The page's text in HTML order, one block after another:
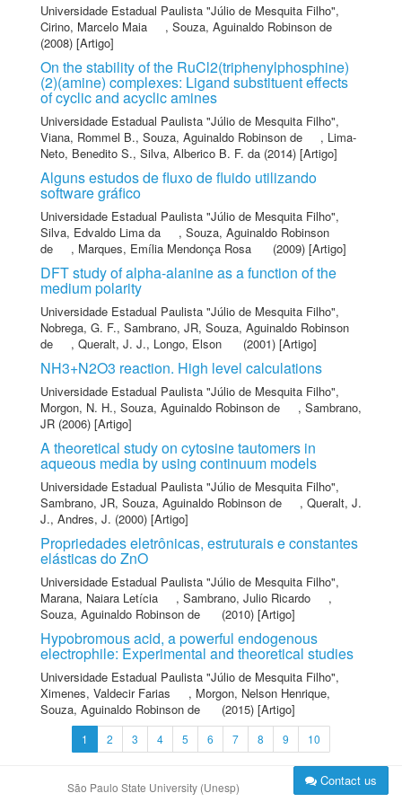
Universidade Estadual Paulista "Júlio de Mesquita Filho",
Cirino, Marcelo Maia
, Souza, Aguinaldo Robinson de
(2008) [Artigo]
On the stability of the RuCl2(triphenylphosphine)
(2)(amine) complexes: Ligand substituent effects
of cyclic and acyclic amines
Universidade Estadual Paulista "Júlio de Mesquita Filho",
Viana, Rommel B., Souza, Aguinaldo Robinson de , Lima-
Neto, Benedito S., Silva, Alberico B. F. da (2014) [Artigo]
Alguns estudos de fluxo de fluido utilizando
software gráfico
Universidade Estadual Paulista "Júlio de Mesquita Filho",
Silva, Edvaldo Lima da
, Souza, Aguinaldo Robinson
de
, Marques, Emília Mendonça Rosa (2009) [Artigo]
DFT study of alpha-alanine as a function of the
medium polarity
Universidade Estadual Paulista "Júlio de Mesquita Filho",
Nobrega, G. F., Sambrano, JR, Souza, Aguinaldo Robinson
de
, Queralt, J. J., Longo, Elson (2001) [Artigo]
NH3+N2O3 reaction. High level calculations
Universidade Estadual Paulista "Júlio de Mesquita Filho",
Morgon, N. H., Souza, Aguinaldo Robinson de , Sambrano,
JR (2006) [Artigo]
A theoretical study on cytosine tautomers in
aqueous media by using continuum models
Universidade Estadual Paulista "Júlio de Mesquita Filho",
Sambrano, JR, Souza, Aguinaldo Robinson de , Queralt, J.
J., Andres, J. (2000) [Artigo]
Propriedades eletrônicas, estruturais e constantes
elásticas do ZnO
Universidade Estadual Paulista "Júlio de Mesquita Filho",
Marana, Naiara Letícia
, Sambrano, Julio Ricardo
,
Souza, Aguinaldo Robinson de
(2010) [Artigo]
Hypobromous acid, a powerful endogenous
electrophile: Experimental and theoretical studies
Universidade Estadual Paulista "Júlio de Mesquita Filho",
Ximenes, Valdecir Farias
, Morgon, Nelson Henrique,
Souza, Aguinaldo Robinson de
(2015) [Artigo]
1 2 3 4 5 6 7 8 9 10
São Paulo State University (Unesp) Contact us